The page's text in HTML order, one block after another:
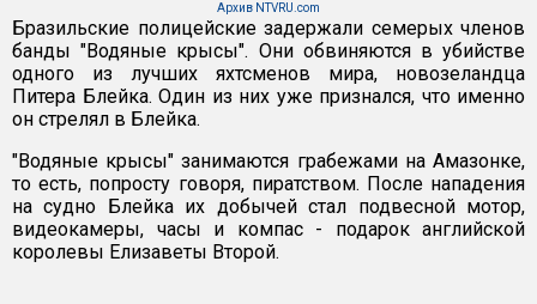
Архив NTVRU.com
Бразильские полицейские задержали семерых членов
банды "Водяные крысы". Они обвиняются в убийстве
одного из лучших яхтсменов мира, новозеландца
Питера Блейка. Один из них уже признался, что именно
он стрелял в Блейка.
"Водяные крысы" занимаются грабежами на Амазонке,
то есть, попросту говоря, пиратством. После нападения
на судно Блейка их добычей стал подвесной мотор,
видеокамеры, часы и компас - подарок английской
королевы Елизаветы Второй.